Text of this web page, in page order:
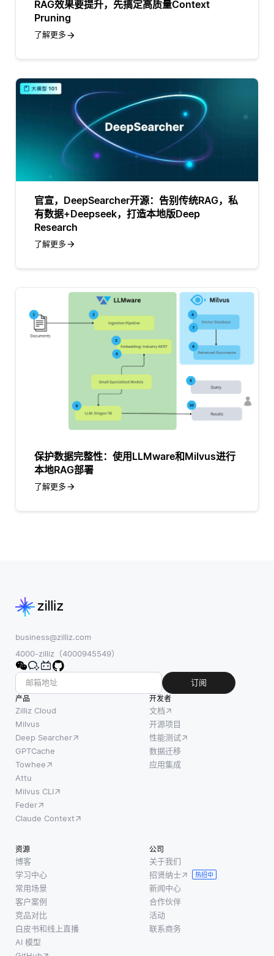
RAG效果要提升，先搞定高质量Context
Pruning
了解更多
官宣，DeepSearcher开源：告别传统RAG，私
有数据+Deepseek，打造本地版Deep
Research
了解更多
保护数据完整性：使用LLMware和Milvus进行
本地RAG部署
了解更多
business@zilliz.com
4000-zilliz（4000945549）
订阅
产品
Zilliz Cloud
Milvus
Deep Searcher
GPTCache
Towhee
Attu
Milvus CLI
Feder
Claude Context
开发者
文档
开源项目
性能测试
数据迁移
应用集成
资源
博客
学习中心
常用场景
客户案例
竞品对比
白皮书和线上直播
AI 模型
公司
关于我们
招贤纳士
热招中
新闻中心
合作伙伴
活动
联系商务